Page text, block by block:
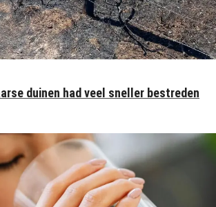
duinen had veel sneller bestreden